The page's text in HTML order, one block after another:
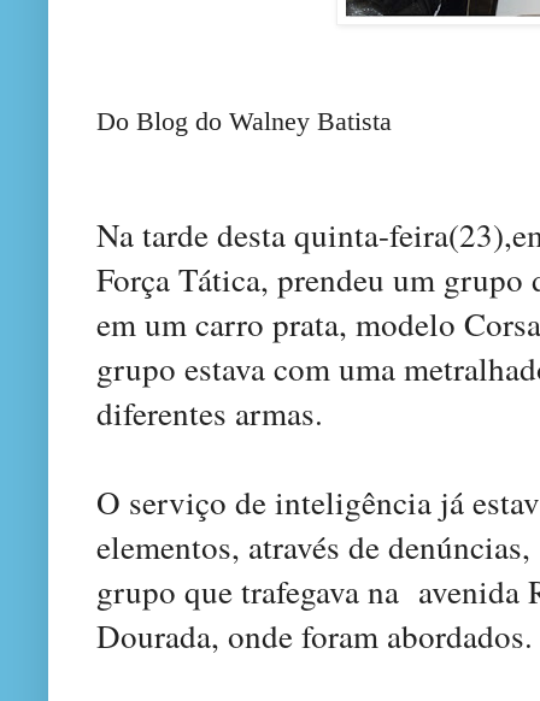
Do Blog do Walney Batista
Na tarde desta quinta-
Força Tática, prendeu um
em um carro prata, modelo
grupo estava com uma
diferentes armas.
O serviço de inteligência já
elementos, através de
grupo que trafegava na avenida
Dourada, onde foram abordados.